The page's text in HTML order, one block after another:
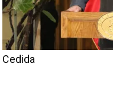
Cedida